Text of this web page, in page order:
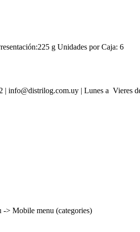
g Unidades por Caja: 6
info@distrilog.com.uy | Lunes a Vieres
-> Mobile menu (categories)